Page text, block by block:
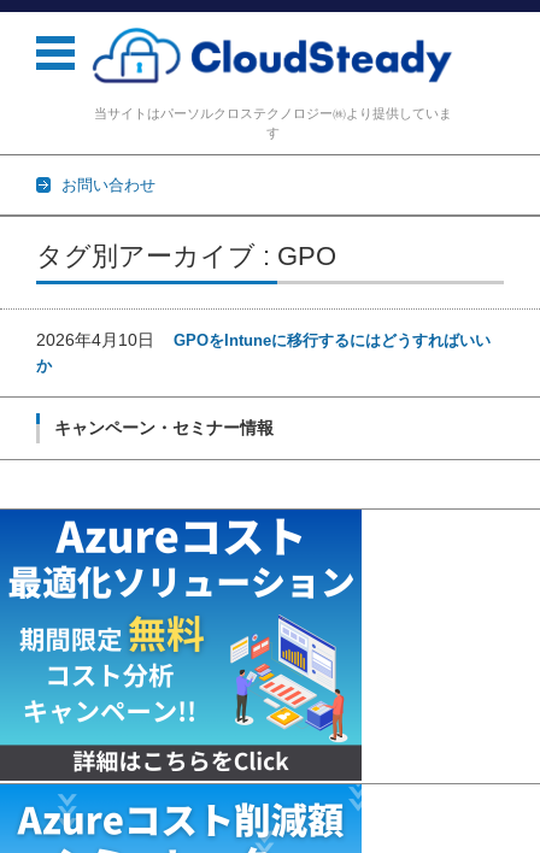
当サイトはパーソルクロステクノロジー㈱より提供していま
す
お問い合わせ
コンテンツに移動
タグ別アーカイブ : GPO
2026年4月10日 GPOをIntuneに移行するにはどうすればいい
か
キャンペーン・セミナー情報